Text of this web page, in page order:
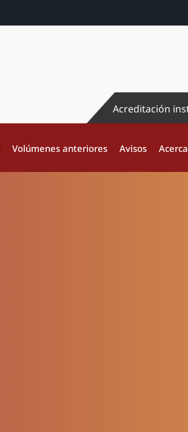
Acreditación
Volúmenes anteriores Avisos